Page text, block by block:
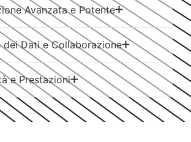
Avanzata e Potente
dei Dati e Collaborazione
e Prestazioni